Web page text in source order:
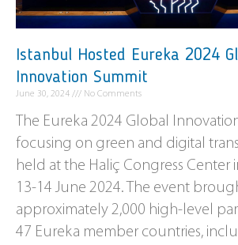
Istanbul Hosted Eureka 2024
Innovation Summit
June 30, 2024 No Comments
The Eureka 2024 Global
focusing on green and digital
held at the Haliç Congress Center
13-14 June 2024. The event
approximately 2,000 high-level
47 Eureka member countries,